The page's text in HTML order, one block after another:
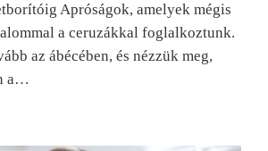
Apróságok, amelyek mégis
a ceruzákkal foglalkoztunk.
az ábécében, és nézzük meg,
a…